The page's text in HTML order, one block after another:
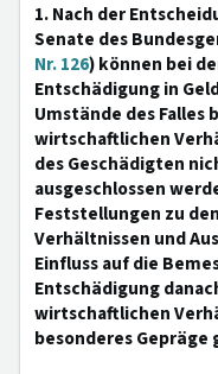
1. Nach der
Senate des
Nr. 126) können bei
Entschädigung in
Umstände des
wirtschaftlichen
des Geschädigten
ausgeschlossen
Feststellungen zu
Verhältnissen und
Einfluss auf die
Entschädigung
wirtschaftlichen
besonderes Gepräge